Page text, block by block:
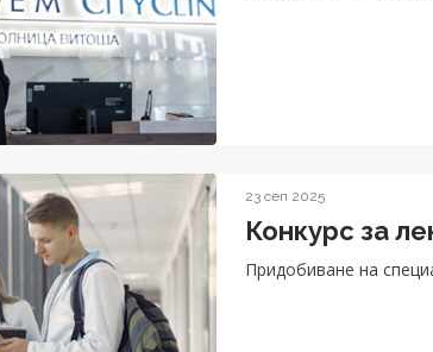
23 сеп 2025
Конкурс за
Придобиване на